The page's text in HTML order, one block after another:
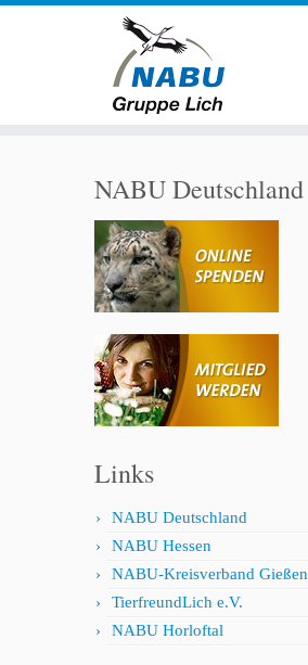
NABU Deutschland
Links
NABU Deutschland
NABU Hessen
NABU-Kreisverband Gießen
TierfreundLich e.V.
NABU Horloftal